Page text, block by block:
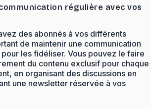
régulière avec vos
des abonnés à vos différents
de maintenir une communication
les fidéliser. Vous pouvez le faire
du contenu exclusif pour chaque
en organisant des discussions en
une newsletter réservée à vos